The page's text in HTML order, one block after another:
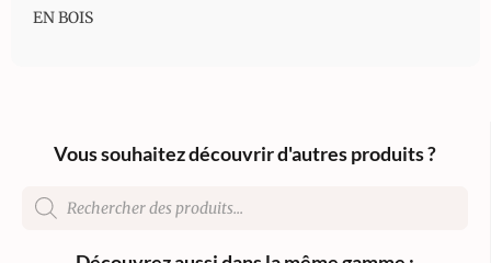
EN BOIS
Vous souhaitez découvrir d'autres produits ?